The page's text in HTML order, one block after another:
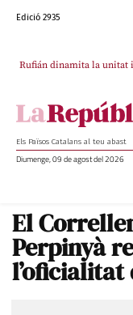
Edició 2935
Rufián dinamita la unitat
Els Països Catalans al teu abast
Diumenge, 09 de agost del 2026
El
Perpinyà